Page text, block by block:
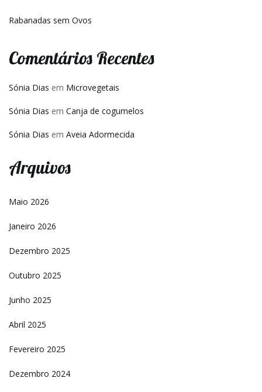
Rabanadas sem Ovos
Comentários Recentes
Sónia Dias em Microvegetais
Sónia Dias em Canja de cogumelos
Sónia Dias em Aveia Adormecida
Arquivos
Maio 2026
Janeiro 2026
Dezembro 2025
Outubro 2025
Junho 2025
Abril 2025
Fevereiro 2025
Dezembro 2024